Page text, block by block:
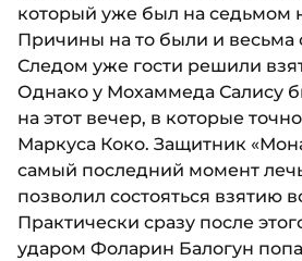
который уже был на седьмом
Причины на то были и весьма
Следом уже гости решили
Однако у Мохаммеда Салису
на этот вечер, в которые
Маркуса Коко. Защитник
самый последний момент
позволил состояться взятию
Практически сразу после
ударом Фоларин Балогун